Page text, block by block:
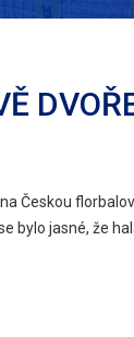
Českou
bylo jasné, že